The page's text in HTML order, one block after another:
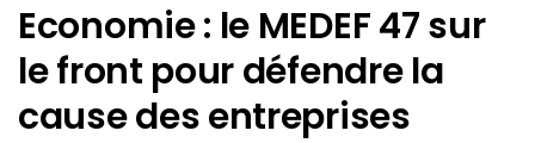
Economie : le MEDEF 47 sur
le front pour défendre la
cause des entreprises